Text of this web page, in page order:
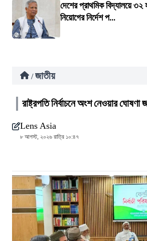
দেশের প্রাথমিক বিদ্যালয়ে ৩২
নিয়োগের নির্দেশ প...
/ জাতীয়
রাষ্ট্রপতি নির্বাচনে অংশ নেওয়ার ঘোষণা
Lens Asia
৮ আগস্ট, ২০২৬ রাত্রি ১০:৪৭